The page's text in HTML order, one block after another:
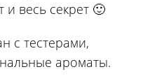
и весь секрет 🙂
с тестерами,
ароматы.